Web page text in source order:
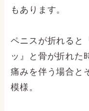
もあります。
ペニスが折れると
ッ』と骨が折れた
痛みを伴う場合と
模様。